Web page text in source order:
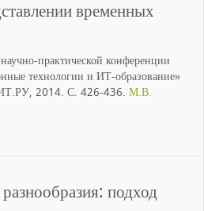
временных
практической конференции
технологии и ИТ-образование»
2014. С. 426-436. М.В.
подход